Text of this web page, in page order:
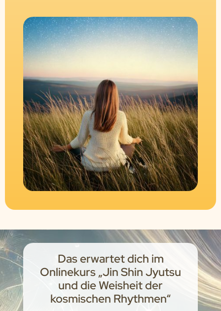
Das erwartet dich im
Onlinekurs „Jin Shin Jyutsu
und die Weisheit der
kosmischen Rhythmen“